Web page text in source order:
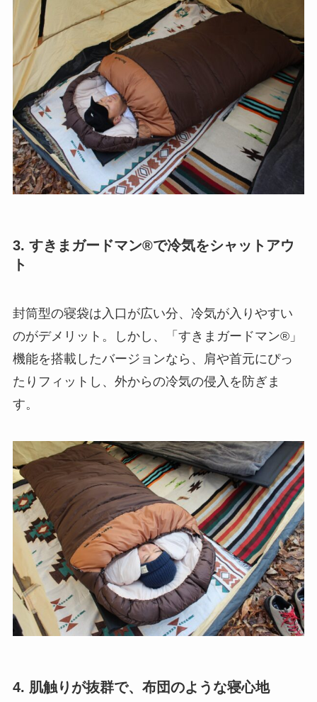
3. すきまガードマン®で冷気をシャットアウ
ト
封筒型の寝袋は入口が広い分、冷気が入りやすい
のがデメリット。しかし、「すきまガードマン®」
機能を搭載したバージョンなら、肩や首元にぴっ
たりフィットし、外からの冷気の侵入を防ぎま
す。
4. 肌触りが抜群で、布団のような寝心地